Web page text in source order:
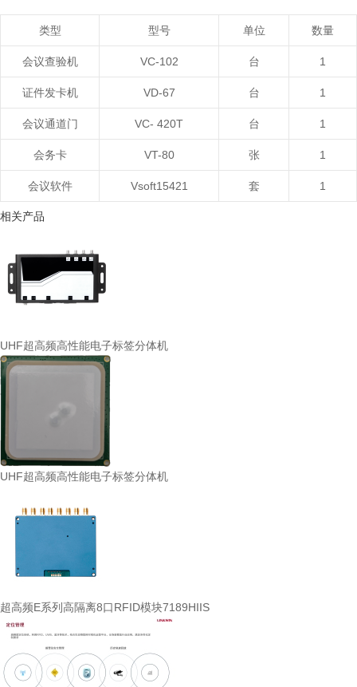
类型 型号 单位 数量
会议查验机 VC-102 台 1
证件发卡机 VD-67 台 1
会议通道门 VC- 420T 台 1
会务卡 VT-80 张 1
会议软件 Vsoft15421 套 1
相关产品
UHF超高频高性能电子标签分体机
UHF超高频高性能电子标签分体机
超高频E系列高隔离8口RFID模块7189HIIS